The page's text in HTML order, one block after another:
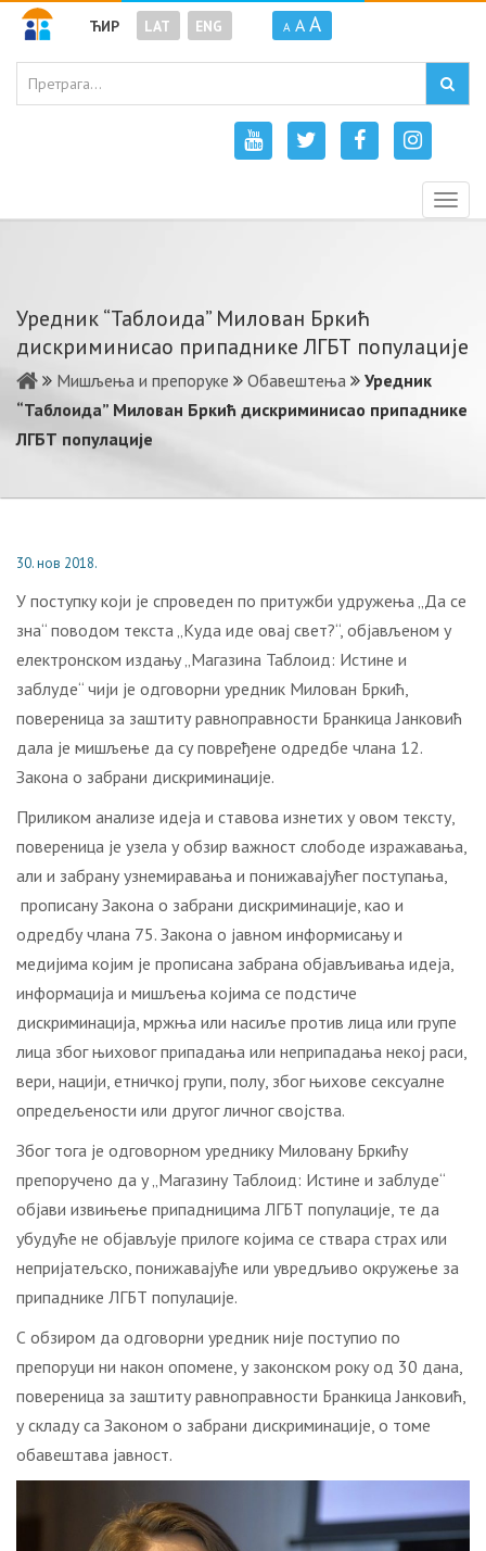
ЋИР LAT ENG A A A
Уредник “Таблоида” Милован Бркић
дискриминисао припаднике ЛГБТ популације
Мишљења и препоруке Обавештења
Уредник
“Таблоида” Милован Бркић дискриминисао припаднике
ЛГБТ популације
30. нов 2018.
У поступку који је спроведен по притужби удружења „Да се
зна“ поводом текста „Куда иде овај свет?“, објављеном у
електронском издању „Магазина Таблоид: Истине и
заблуде“ чији је одговорни уредник Милован Бркић,
повереница за заштиту равноправности Бранкица Јанковић
дала је мишљење да су повређене одредбе члана 12.
Закона о забрани дискриминације.
Приликом анализе идеја и ставова изнетих у овом тексту,
повереница је узела у обзир важност слободе изражавања,
али и забрану узнемиравања и понижавајућег поступања,
прописану Закона о забрани дискриминације, као и
одредбу члана 75. Закона о јавном информисању и
медијима којим је прописана забрана објављивања идеја,
информација и мишљења којима се подстиче
дискриминација, мржња или насиље против лица или групе
лица због њиховог припадања или неприпадања некој раси,
вери, нацији, етничкој групи, полу, због њихове сексуалне
опредељености или другог личног својства.
Због тога је одговорном уреднику Миловану Бркићу
препоручено да у „Магазину Таблоид: Истине и заблуде“
објави извињење припадницима ЛГБТ популације, те да
убудуће не објављује прилоге којима се ствара страх или
непријатељско, понижавајуће или увредљиво окружење за
припаднике ЛГБТ популације.
С обзиром да одговорни уредник није поступио по
препоруци ни након опомене, у законском року од 30 дана,
повереница за заштиту равноправности Бранкица Јанковић,
у складу са Законом о забрани дискриминације, о томе
обавештава јавност.